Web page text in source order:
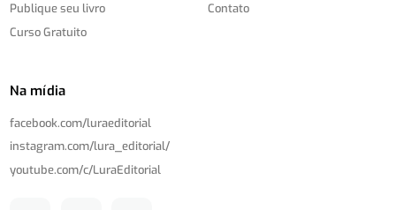
Publique seu livro
Curso Gratuito
Contato
Na mídia
facebook.com/luraeditorial
instagram.com/lura_editorial/
youtube.com/c/LuraEditorial